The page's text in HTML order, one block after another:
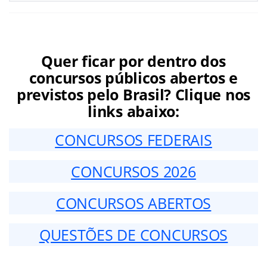
Quer ficar por dentro dos
concursos públicos abertos e
previstos pelo Brasil? Clique nos
links abaixo:
CONCURSOS FEDERAIS
CONCURSOS 2026
CONCURSOS ABERTOS
QUESTÕES DE CONCURSOS